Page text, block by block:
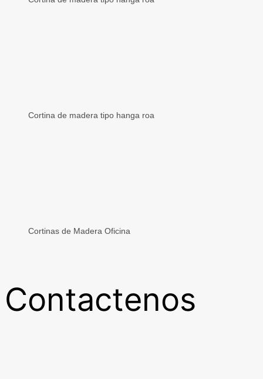
Cortina de madera tipo hanga roa
Cortinas de Madera Oficina
Contactenos